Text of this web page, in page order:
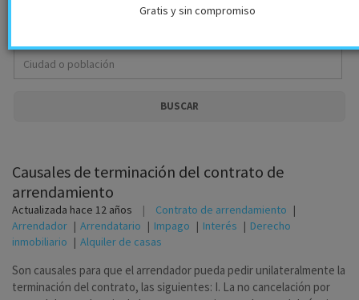
BUSCAR
Causales de terminación del contrato de
arrendamiento
Actualizada hace 12 años
Contrato de arrendamiento
Arrendador
Arrendatario Impago Interés
Derecho
inmobiliario
Alquiler de casas
Son causales para que el arrendador pueda pedir unilateralmente la
terminación del contrato, las siguientes: I. La no cancelación por
Gratis y sin compromiso